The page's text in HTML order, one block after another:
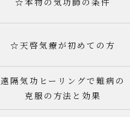
☆天啓気療が初めての方
遠隔気功ヒーリングで難病の
克服の方法と効果